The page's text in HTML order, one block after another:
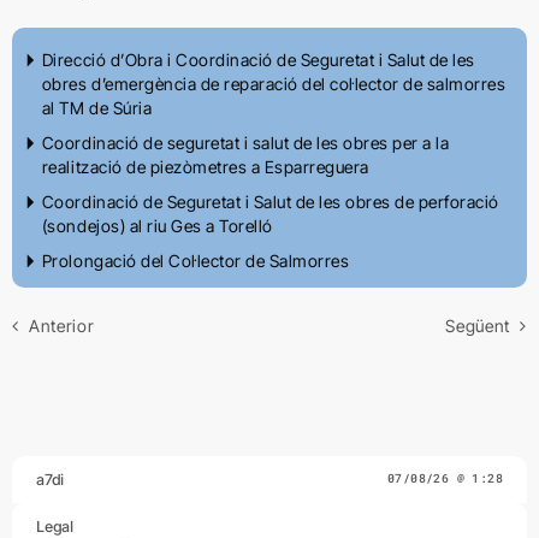
Direcció d’Obra i Coordinació de Seguretat i Salut de les
obres d’emergència de reparació del col·lector de salmorres
al TM de Súria
Coordinació de seguretat i salut de les obres per a la
realització de piezòmetres a Esparreguera
Coordinació de Seguretat i Salut de les obres de perforació
(sondejos) al riu Ges a Torelló
Prolongació del Col·lector de Salmorres
Anterior Següent
a7di 07/08/26 @ 1:28
Legal